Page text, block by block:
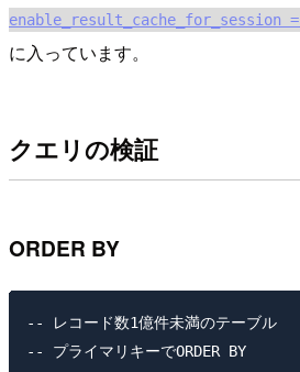
enable_result_cache_for_session
に入っています。
クエリの検証
ORDER BY
-- レコード数1億件未満のテーブル
-- プライマリキーでORDER BY